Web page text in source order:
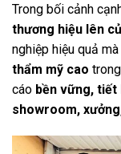
Trong bối cảnh
thương hiệu lên
nghiệp hiệu quả
thẩm mỹ cao
cáo bền vững, tiết
showroom,